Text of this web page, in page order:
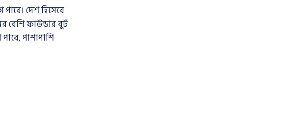
দেশ হিসেবে
বেশি ফাউন্ডার বুট
পাশাপাশি